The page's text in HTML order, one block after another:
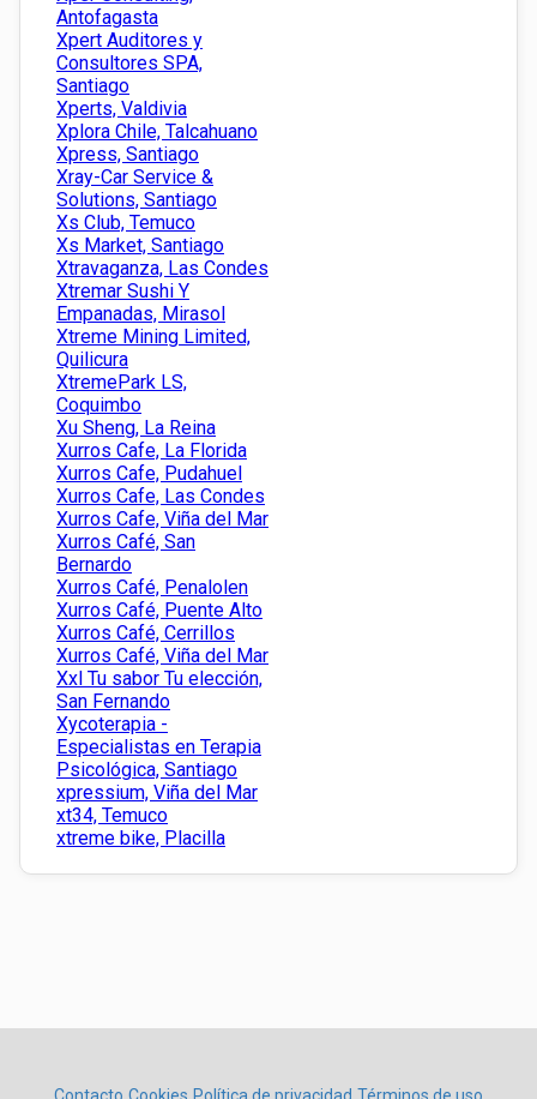
Antofagasta
Xpert Auditores y
Consultores SPA,
Santiago
Xperts, Valdivia
Xplora Chile, Talcahuano
Xpress, Santiago
Xray-Car Service &
Solutions, Santiago
Xs Club, Temuco
Xs Market, Santiago
Xtravaganza, Las Condes
Xtremar Sushi Y
Empanadas, Mirasol
Xtreme Mining Limited,
Quilicura
XtremePark LS,
Coquimbo
Xu Sheng, La Reina
Xurros Cafe, La Florida
Xurros Cafe, Pudahuel
Xurros Cafe, Las Condes
Xurros Cafe, Viña del Mar
Xurros Café, San
Bernardo
Xurros Café, Penalolen
Xurros Café, Puente Alto
Xurros Café, Cerrillos
Xurros Café, Viña del Mar
Xxl Tu sabor Tu elección,
San Fernando
Xycoterapia -
Especialistas en Terapia
Psicológica, Santiago
xpressium, Viña del Mar
xt34, Temuco
xtreme bike, Placilla